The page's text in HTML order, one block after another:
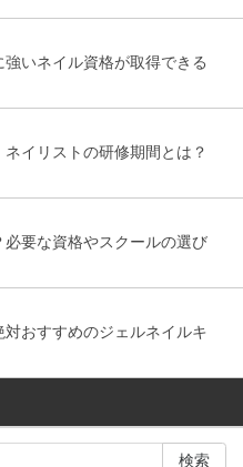
とも、肌の乾燥につながり
給を行い、乳液で水分が蒸
から水分をこまめに摂取
止することができます。
原因になることがありま
燥肌なのに脂性肌だと勘
促進させていることもあり
寝ている間に溜まった汚れ
強いネイル資格が取得できる
イリストの研修期間とは？
要な資格やスクールの選び
おすすめのジェルネイルキ